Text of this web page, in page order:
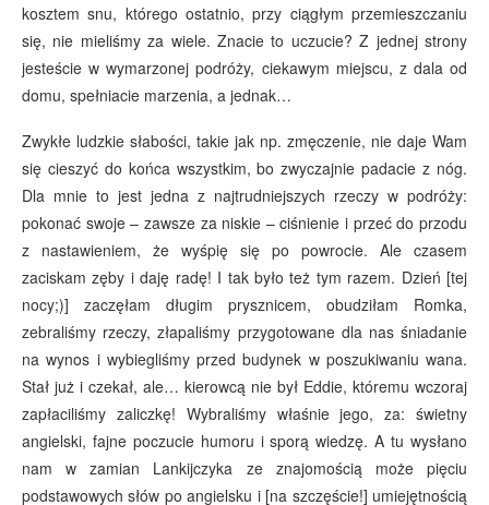
kosztem snu, którego ostatnio, przy ciągłym przemieszczaniu
się, nie mieliśmy za wiele. Znacie to uczucie? Z jednej strony
jesteście w wymarzonej podróży, ciekawym miejscu, z dala od
domu, spełniacie marzenia, a jednak…
Zwykłe ludzkie słabości, takie jak np. zmęczenie, nie daje Wam
się cieszyć do końca wszystkim, bo zwyczajnie padacie z nóg.
Dla mnie to jest jedna z najtrudniejszych rzeczy w podróży:
pokonać swoje – zawsze za niskie – ciśnienie i przeć do przodu
z nastawieniem, że wyśpię się po powrocie. Ale czasem
zaciskam zęby i daję radę! I tak było też tym razem. Dzień [tej
nocy;)] zaczęłam długim prysznicem, obudziłam Romka,
zebraliśmy rzeczy, złapaliśmy przygotowane dla nas śniadanie
na wynos i wybiegliśmy przed budynek w poszukiwaniu wana.
Stał już i czekał, ale… kierowcą nie był Eddie, któremu wczoraj
zapłaciliśmy zaliczkę! Wybraliśmy właśnie jego, za: świetny
angielski, fajne poczucie humoru i sporą wiedzę. A tu wysłano
nam w zamian Lankijczyka ze znajomością może pięciu
podstawowych słów po angielsku i [na szczęście!] umiejętnością